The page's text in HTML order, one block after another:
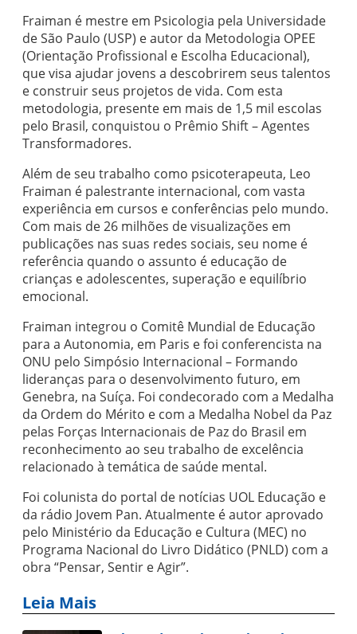
Fraiman é mestre em Psicologia pela Universidade
de São Paulo (USP) e autor da Metodologia OPEE
(Orientação Profissional e Escolha Educacional),
que visa ajudar jovens a descobrirem seus talentos
e construir seus projetos de vida. Com esta
metodologia, presente em mais de 1,5 mil escolas
pelo Brasil, conquistou o Prêmio Shift – Agentes
Transformadores.
Além de seu trabalho como psicoterapeuta, Leo
Fraiman é palestrante internacional, com vasta
experiência em cursos e conferências pelo mundo.
Com mais de 26 milhões de visualizações em
publicações nas suas redes sociais, seu nome é
referência quando o assunto é educação de
crianças e adolescentes, superação e equilíbrio
emocional.
Fraiman integrou o Comitê Mundial de Educação
para a Autonomia, em Paris e foi conferencista na
ONU pelo Simpósio Internacional – Formando
lideranças para o desenvolvimento futuro, em
Genebra, na Suíça. Foi condecorado com a Medalha
da Ordem do Mérito e com a Medalha Nobel da Paz
pelas Forças Internacionais de Paz do Brasil em
reconhecimento ao seu trabalho de excelência
relacionado à temática de saúde mental.
Foi colunista do portal de notícias UOL Educação e
da rádio Jovem Pan. Atualmente é autor aprovado
pelo Ministério da Educação e Cultura (MEC) no
Programa Nacional do Livro Didático (PNLD) com a
obra “Pensar, Sentir e Agir”.
Leia Mais